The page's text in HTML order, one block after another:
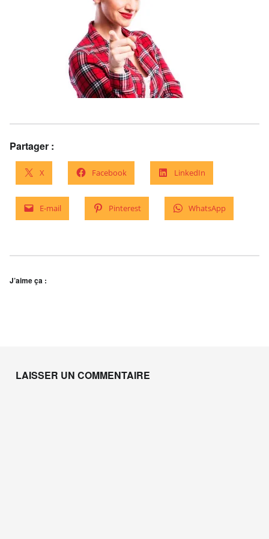
Partager :
X Facebook LinkedIn
E-mail Pinterest WhatsApp
J’aime ça :
LAISSER UN COMMENTAIRE